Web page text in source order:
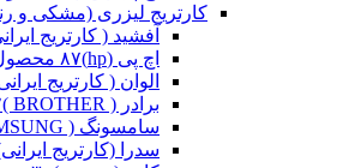
کارتریج لیزری (مشکی و
آفشید ( کارتریج
اچ پی (hp)
۸۷ محصول
الوان ( کارتریج
برادر ( BROTHER )
سامسونگ ( SAMSUNG )
سدرا (کارتریج